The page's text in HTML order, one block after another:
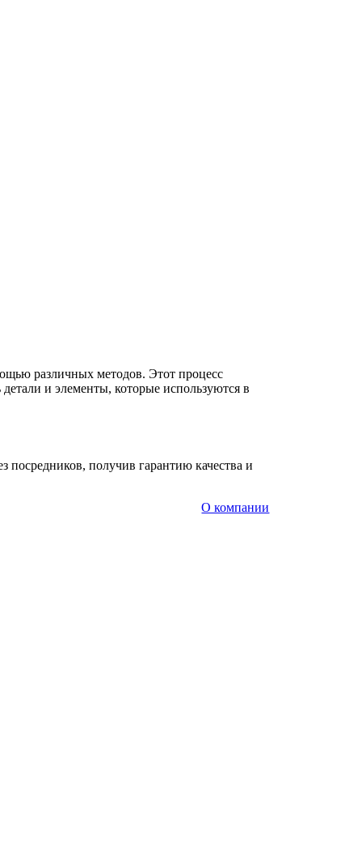
различных методов. Этот процесс
и элементы, которые используются в
получив гарантию качества и
О компании